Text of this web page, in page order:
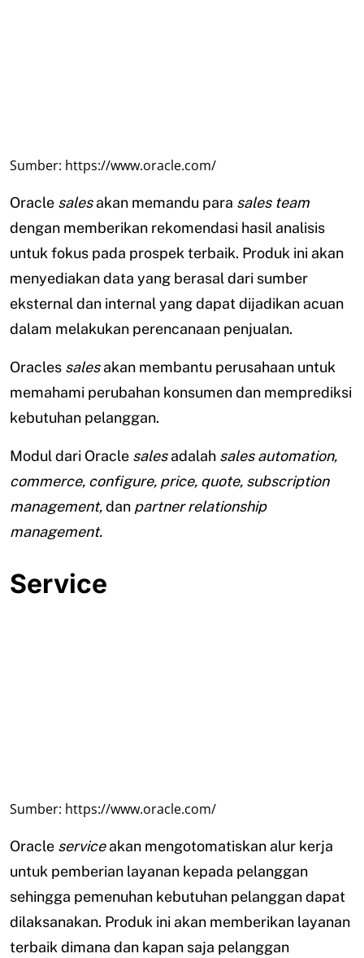
Sumber: https://www.oracle.com/
Oracle salesakan memandu para sales team
dengan memberikan rekomendasi hasil analisis
untuk fokus pada prospek terbaik. Produk ini akan
menyediakan data yang berasal dari sumber
eksternal dan internal yang dapat dijadikan acuan
dalam melakukan perencanaan penjualan.
Oracles salesakan membantu perusahaan untuk
memahami perubahan konsumen dan memprediksi
kebutuhan pelanggan.
Modul dari Oracle salesadalah sales automation,
commerce, configure, price, quote, subscription
management,dan partner relationship
management.
Service
Sumber: https://www.oracle.com/
Oracle serviceakan mengotomatiskan alur kerja
untuk pemberian layanan kepada pelanggan
sehingga pemenuhan kebutuhan pelanggan dapat
dilaksanakan. Produk ini akan memberikan layanan
terbaik dimana dan kapan saja pelanggan